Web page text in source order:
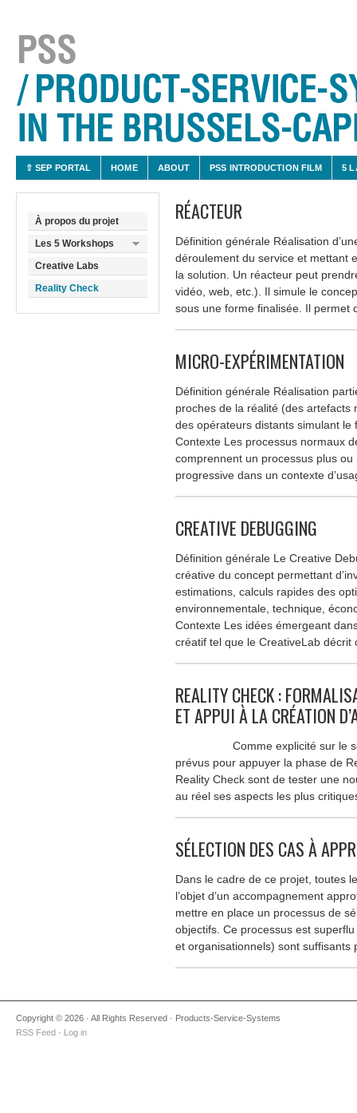
⇧ SEP PORTAL HOME ABOUT PSS INTRODUCTION FILM 5
À propos du projet
Les 5 Workshops
Creative Labs
Reality Check
RÉACTEUR
Définition générale Réalisation
déroulement du service et mettant
la solution. Un réacteur peut
vidéo, web, etc.). Il simule le
sous une forme finalisée. Il
MICRO-EXPÉRIMENTATION
Définition générale Réalisation
proches de la réalité (des artefacts
des opérateurs distants simulant le
Contexte Les processus normaux
comprennent un processus plus ou
progressive dans un contexte
CREATIVE DEBUGGING
Définition générale Le Creative
créative du concept permettant
estimations, calculs rapides des
environnementale, technique,
Contexte Les idées émergeant
créatif tel que le CreativeLab
REALITY CHECK :
ET APPUI À LA CRÉATION
Comme explicité sur le
prévus pour appuyer la phase de
Reality Check sont de tester une
au réel ses aspects les plus
SÉLECTION DES CAS À
Dans le cadre de ce projet, toutes
l’objet d’un accompagnement
mettre en place un processus de
objectifs. Ce processus est
et organisationnels) sont
Copyright © 2026 · All Rights Reserved · Products-Service-Systems
RSS Feed · Log in